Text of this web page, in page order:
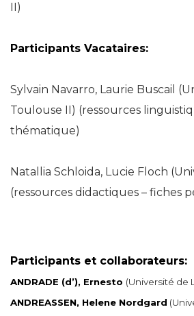
II)
Participants Vacataires:
Sylvain Navarro, Laurie Buscail
Toulouse II) (ressources
thématique)
Natallia Schloida, Lucie Floch
(ressources didactiques – fiches
Participants et collaborateurs:
ANDRADE (d’), Ernesto (Université de
ANDREASSEN, Helene Nordgard